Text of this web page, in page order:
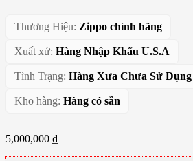
Thương Hiệu: Zippo chính hãng
Xuất xứ: Hàng Nhập Khẩu U.S.A
Tình Trạng: Hàng Xưa Chưa Sử Dụng
Kho hàng: Hàng có sẵn
5,000,000 ₫